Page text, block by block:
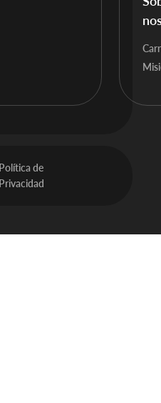
Política de
Privacidad